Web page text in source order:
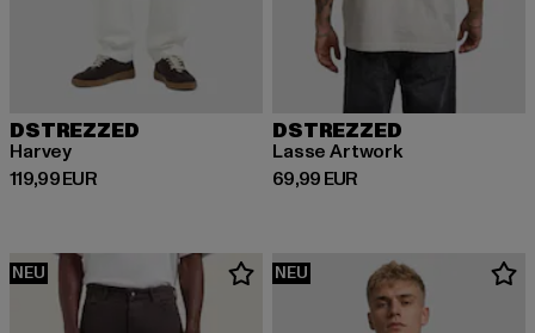
DSTREZZED
Harvey
119,99 EUR
Derzeitiger Preis: 119,99 EUR
DSTREZZED
Lasse Artwork
69,99 EUR
Derzeitiger Preis: 69,99 EUR
NEU NEU